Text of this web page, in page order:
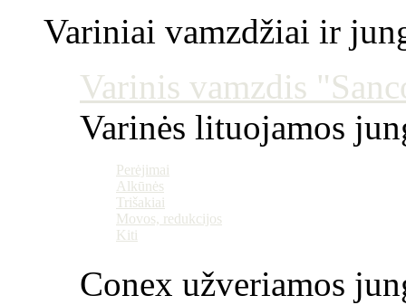
Variniai vamzdžiai ir
Varinis vamzdis
Varinės lituojamos
Perėjimai
Alkūnės
Trišakiai
Movos, redukcijos
Kiti
Conex užveriamos